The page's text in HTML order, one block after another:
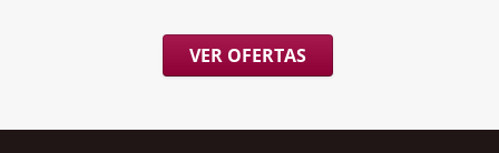
VER OFERTAS